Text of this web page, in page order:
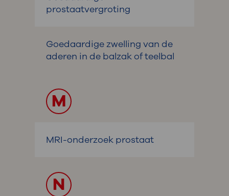
prostaatvergroting
Goedaardige zwelling van de
aderen in de balzak of teelbal
M
MRI-onderzoek prostaat
N